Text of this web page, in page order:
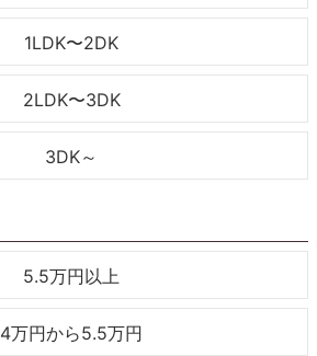
1LDK〜2DK
2LDK〜3DK
3DK～
5.5万円以上
4万円から5.5万円